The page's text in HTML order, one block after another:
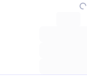
progress_activity